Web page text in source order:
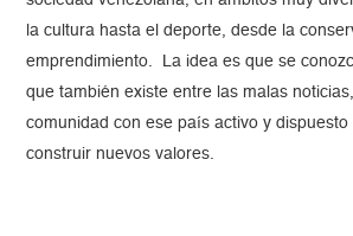
la cultura hasta el deporte, desde la
emprendimiento. La idea es que se
que también existe entre las malas
comunidad con ese país activo y
construir nuevos valores.